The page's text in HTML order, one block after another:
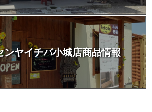
ンヤイチバ小城店商品情報